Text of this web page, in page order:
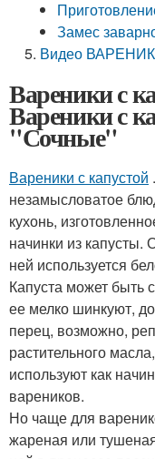
Замес
Видео
Вареники с
Вареники с
"Сочные"
Вареники с капустой
незамысловатое
кухонь,
начинки из капусты.
ней используется
Капуста может быть
ее мелко шинкуют,
перец, возможно,
растительного
используют как
вареников.
Но чаще для
жареная или